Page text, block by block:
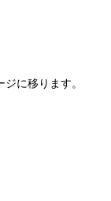
に移ります。